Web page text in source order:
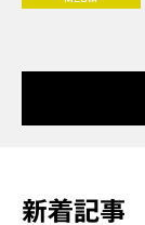
新着記事